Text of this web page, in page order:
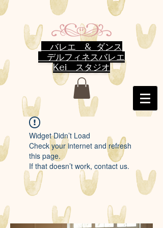
バレエ & ダンス
デルフィネスバレエ
Kei スタジオ
Widget Didn’t Load
Check your internet and refresh
this page.
If that doesn’t work, contact us.